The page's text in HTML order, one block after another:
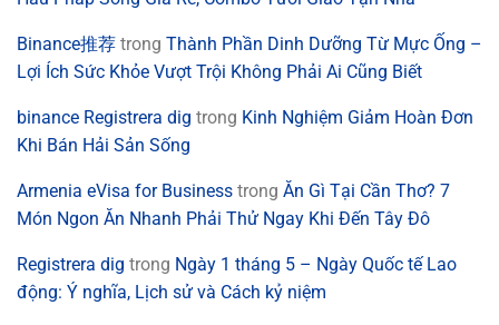
Binance推荐 trong Thành Phần Dinh Dưỡng Từ Mực Ống –
Lợi Ích Sức Khỏe Vượt Trội Không Phải Ai Cũng Biết
binance Registrera dig trong Kinh Nghiệm Giảm Hoàn Đơn
Khi Bán Hải Sản Sống
Armenia eVisa for Business trong Ăn Gì Tại Cần Thơ? 7
Món Ngon Ăn Nhanh Phải Thử Ngay Khi Đến Tây Đô
Registrera dig trong Ngày 1 tháng 5 – Ngày Quốc tế Lao
động: Ý nghĩa, Lịch sử và Cách kỷ niệm